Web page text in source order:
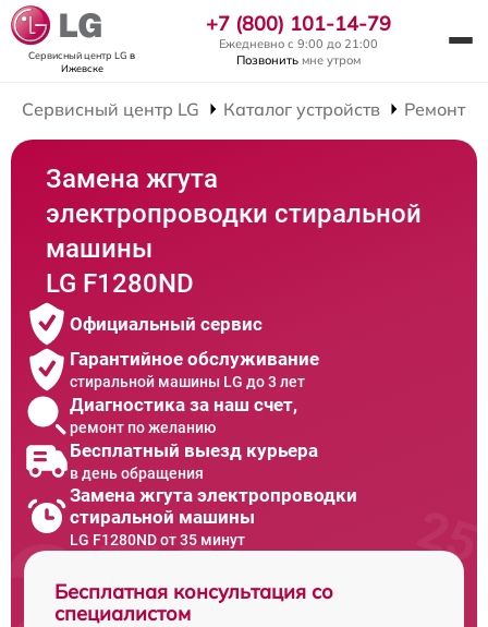
Сервисный центр LG в
Ижевске
+7 (800) 101-14-79
Ежедневно с 9:00 до 21:00
Позвонить мне утром
Сервисный центр LG Каталог устройств Ремонт
Замена жгута
электропроводки стиральной
машины
LG F1280ND
Официальный сервис
Гарантийное обслуживание
стиральной машины LG до 3 лет
Диагностика за наш счет,
ремонт по желанию
Бесплатный выезд курьера
в день обращения
Замена жгута электропроводки
стиральной машины
LG F1280ND от 35 минут
Бесплатная консультация со
специалистом